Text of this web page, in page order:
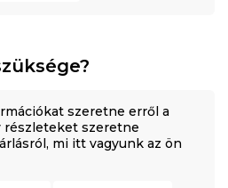
szeretne erről a
részleteket szeretne
mi itt vagyunk az ön